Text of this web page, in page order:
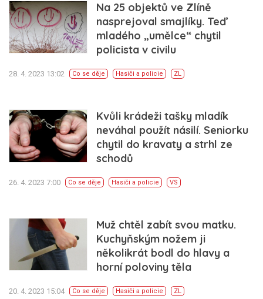
Na 25 objektů ve Zlíně
nasprejoval smajlíky. Teď
mladého „umělce“ chytil
policista v civilu
28. 4. 2023 13:02 Co se děje Hasiči a policie ZL
Kvůli krádeži tašky mladík
neváhal použít násilí. Seniorku
chytil do kravaty a strhl ze
schodů
26. 4. 2023 7:00 Co se děje Hasiči a policie VS
Muž chtěl zabít svou matku.
Kuchyňským nožem ji
několikrát bodl do hlavy a
horní poloviny těla
20. 4. 2023 15:04 Co se děje Hasiči a policie ZL